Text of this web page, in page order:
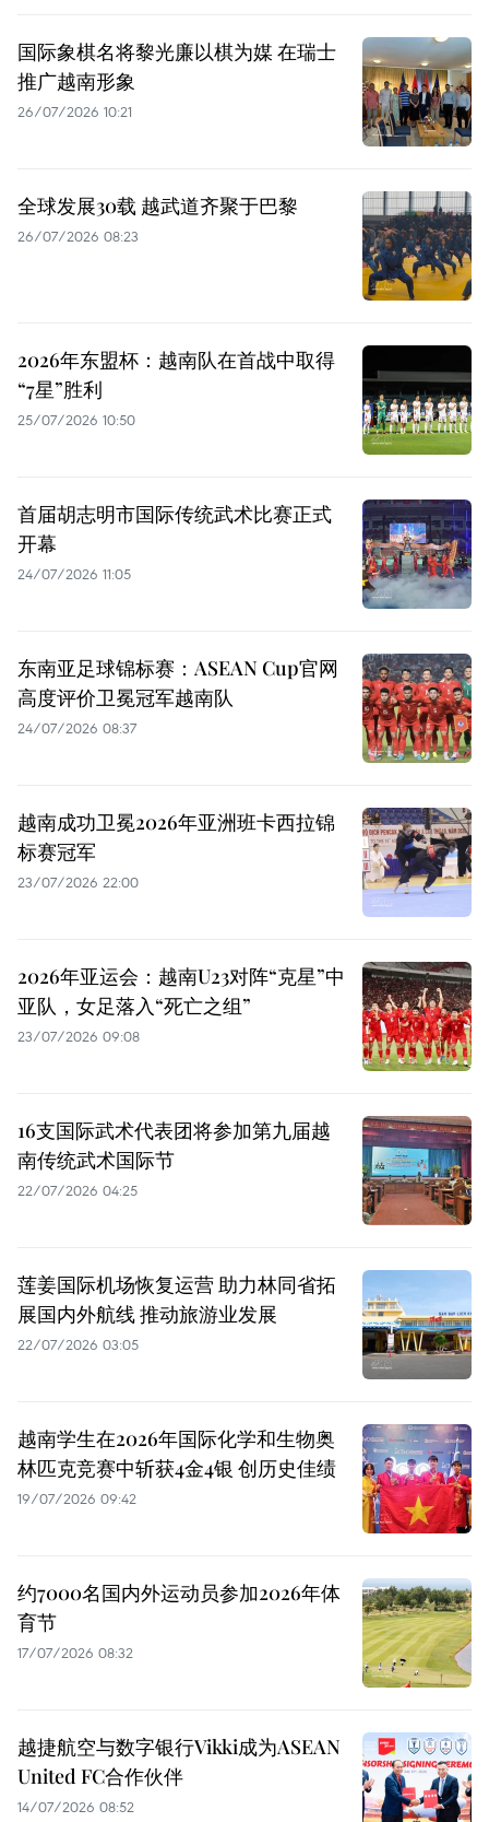
国际象棋名将黎光廉以棋为媒 在瑞士
推广越南形象
26/07/2026 10:21
全球发展30载 越武道齐聚于巴黎
26/07/2026 08:23
2026年东盟杯：越南队在首战中取得
“7星”胜利
25/07/2026 10:50
首届胡志明市国际传统武术比赛正式
开幕
24/07/2026 11:05
东南亚足球锦标赛：ASEAN Cup官网
高度评价卫冕冠军越南队
24/07/2026 08:37
越南成功卫冕2026年亚洲班卡西拉锦
标赛冠军
23/07/2026 22:00
2026年亚运会：越南U23对阵“克星”中
亚队，女足落入“死亡之组”
23/07/2026 09:08
16支国际武术代表团将参加第九届越
南传统武术国际节
22/07/2026 04:25
莲姜国际机场恢复运营 助力林同省拓
展国内外航线 推动旅游业发展
22/07/2026 03:05
越南学生在2026年国际化学和生物奥
林匹克竞赛中斩获4金4银 创历史佳绩
19/07/2026 09:42
约7000名国内外运动员参加2026年体
育节
17/07/2026 08:32
越捷航空与数字银行Vikki成为ASEAN
United FC合作伙伴
14/07/2026 08:52